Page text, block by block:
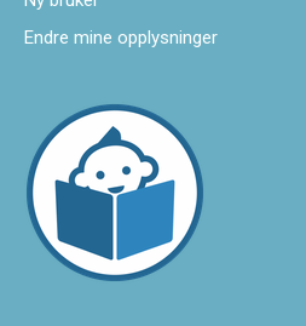
Endre mine opplysninger